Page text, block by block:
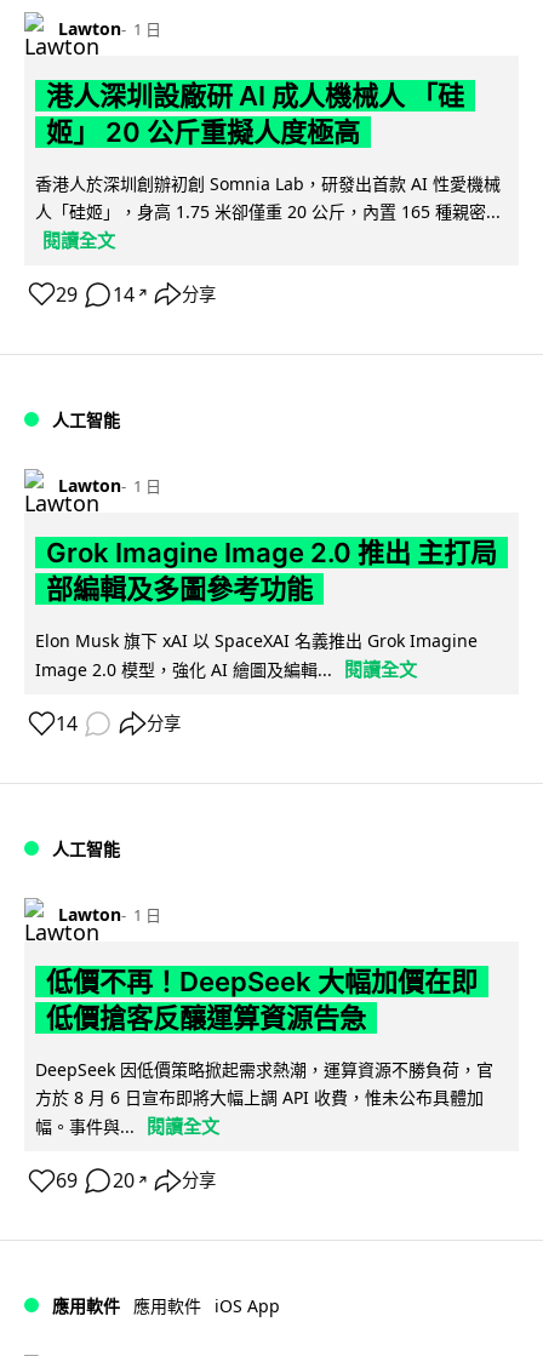
Lawton 1 日
港人深圳設廠研 AI 成人機械人 「硅
姬」 20 公斤重擬人度極高
香港人於深圳創辦初創 Somnia Lab，研發出首款 AI 性愛機械
人「硅姬」，身高 1.75 米卻僅重 20 公斤，內置 165 種親密...
閱讀全文
29 14 ↗ 分享
人工智能
Lawton 1 日
Grok Imagine Image 2.0 推出 主打局
部編輯及多圖參考功能
Elon Musk 旗下 xAI 以 SpaceXAI 名義推出 Grok Imagine
Image 2.0 模型，強化 AI 繪圖及編輯...
閱讀全文
14 分享
人工智能
Lawton 1 日
低價不再！DeepSeek 大幅加價在即
低價搶客反釀運算資源告急
DeepSeek 因低價策略掀起需求熱潮，運算資源不勝負荷，官
方於 8 月 6 日宣布即將大幅上調 API 收費，惟未公布具體加
幅。事件與...
閱讀全文
69 20 ↗ 分享
應用軟件 應用軟件 iOS App